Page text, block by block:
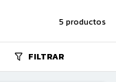
5 productos
FILTRAR